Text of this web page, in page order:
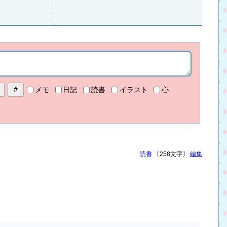
メモ 日記 読書 イラスト 心
読書 〔258文字〕 編集